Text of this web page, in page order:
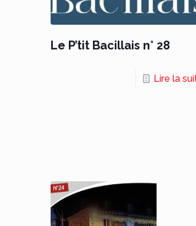
Le P’tit Bacillais n° 28
Lire la